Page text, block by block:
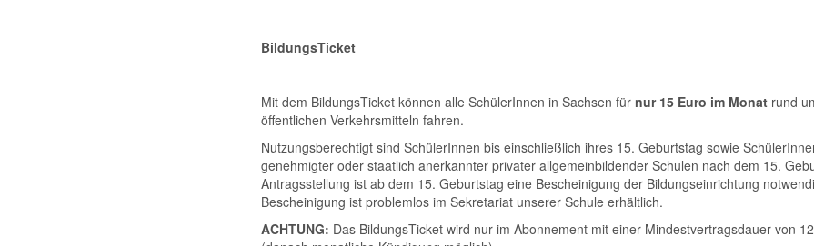
BildungsTick­et
Mit dem BildungsTicket können alle SchülerInnen in Sachsen für nur 15 Euro im Monat rund
öffentlichen Verkehrsmitteln fahren.
Nutzungsberechtigt sind SchülerInnen bis einschließlich ihres 15. Geburtstag sowie
genehmigter oder staatlich anerkannter privater allgemeinbildender Schulen nach dem 15.
Antragsstellung ist ab dem 15. Geburtstag eine Bescheinigung der Bildungseinrichtung
Bescheinigung ist problemlos im Sekretariat unserer Schule erhältlich.
ACHTUNG: Das BildungsTicket wird nur im Abonnement mit einer Mindestvertragsdauer von